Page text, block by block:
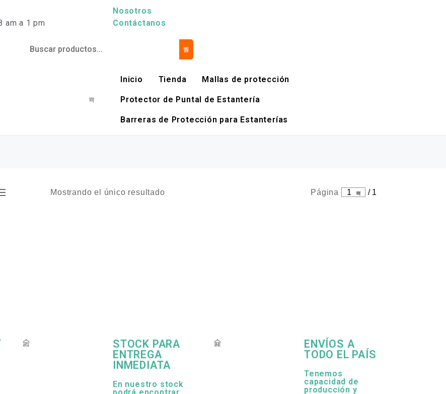
am a 1 pm
Nosotros
Contáctanos
Inicio Tienda Mallas de protección
Protector de Puntal de Estantería
Barreras de Protección para Estanterías
Mostrando el único resultado Página 1 / 1
STOCK PARA
ENTREGA
INMEDIATA
En nuestro stock
ENVÍOS A
TODO EL PAÍS
Tenemos
capacidad de
producción y